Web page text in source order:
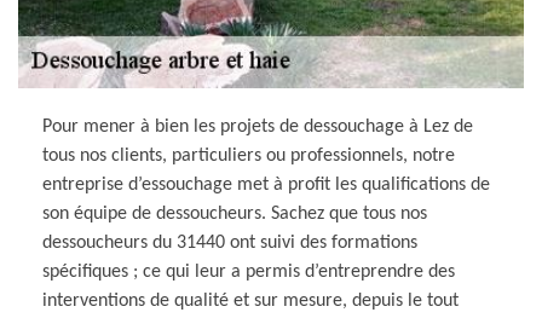
Pour mener à bien les projets de dessouchage à Lez de
tous nos clients, particuliers ou professionnels, notre
entreprise d’essouchage met à profit les qualifications de
son équipe de dessoucheurs. Sachez que tous nos
dessoucheurs du 31440 ont suivi des formations
spécifiques ; ce qui leur a permis d’entreprendre des
interventions de qualité et sur mesure, depuis le tout